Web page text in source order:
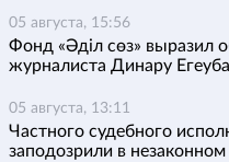
05 августа, 15:56
Фонд «Әділ сөз» выразил
журналиста Динару
05 августа, 13:11
Частного судебного
заподозрили в